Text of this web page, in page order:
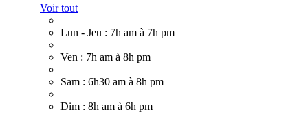
Voir tout
Lun - Jeu : 7h am à 7h pm
Ven : 7h am à 8h pm
Sam : 6h30 am à 8h pm
Dim : 8h am à 6h pm